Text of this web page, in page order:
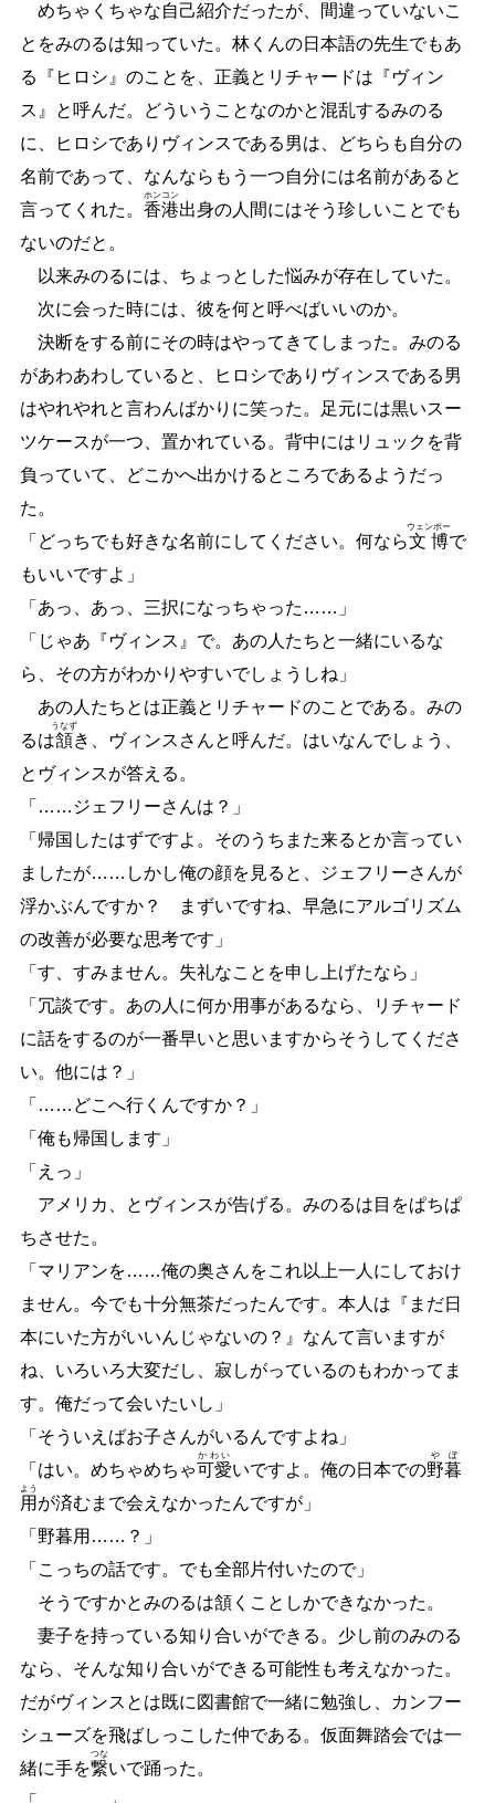
めちゃくちゃな自己紹介だったが、間違っていないこ
とをみのるは知っていた。林くんの日本語の先生でもあ
る『ヒロシ』のことを、正義とリチャードは『ヴィン
ス』と呼んだ。どういうことなのかと混乱するみのる
に、ヒロシでありヴィンスである男は、どちらも自分の
名前であって、なんならもう一つ自分には名前があると
言ってくれた。 香港
ホンコン
出身の人間にはそう珍しいことでも
ないのだと。
以来みのるには、ちょっとした悩みが存在していた。
次に会った時には、彼を何と呼べばいいのか。
決断をする前にその時はやってきてしまった。みのる
があわあわしていると、ヒロシでありヴィンスである男
はやれやれと言わんばかりに笑った。足元には黒いスー
ツケースが一つ、置かれている。背中にはリュックを背
負っていて、どこかへ出かけるところであるようだっ
た。
「どっちでも好きな名前にしてください。何なら文博
ウェンポー
で
もいいですよ」
「あっ、あっ、三択になっちゃった … … 」
「じゃあ『ヴィンス』で。あの人たちと一緒にいるな
ら、その方がわかりやすいでしょうしね」
あの人たちとは正義とリチャードのことである。みの
るは頷
うなず
き、ヴィンスさんと呼んだ。はいなんでしょう、
とヴィンスが答える。
「 … … ジェフリーさんは？」
「帰国したはずですよ。そのうちまた来るとか言ってい
ましたが… … しかし俺の顔を見ると、ジェフリーさんが
浮かぶんですか？ まずいですね、早急にアルゴリズム
の改善が必要な思考です」
「す、すみません。失礼なことを申し上げたなら」
「冗談です。あの人に何か用事があるなら、リチャード
に話をするのが一番早いと思いますからそうしてくださ
い。他には？」
「 … … どこへ行くんですか？」
「俺も帰国します」
「えっ」
アメリカ、とヴィンスが告げる。みのるは目をぱちぱ
ちさせた。
「マリアンを… …俺の奥さんをこれ以上一人にしておけ
ません。今でも十分無茶だったんです。本人は『まだ日
本にいた方がいいんじゃないの？』なんて言いますが
ね、いろいろ大変だし、寂しがっているのもわかってま
す。俺だって会いたいし」
「そういえばお子さんがいるんですよね」
「はい。めちゃめちゃ可愛
かわい
いですよ。俺の日本での野
や
暮
ぼ
用
よう
が済むまで会えなかったんですが」
「野暮用 … … ？」
「こっちの話です。でも全部片付いたので」
そうですかとみのるは頷くことしかできなかった。
妻子を持っている知り合いができる。少し前のみのる
なら、そんな知り合いができる可能性も考えなかった。
だがヴィンスとは既に図書館で一緒に勉強し、カンフー
シューズを飛ばしっこした仲である。仮面舞踏会では一
緒に手を繋
つな
いで踊った。